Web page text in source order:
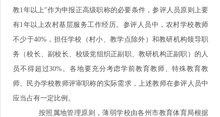
教1年以上”作为申报正高级职称的必要条件，参评人员原则上要
有1年以上农村基层服务工作经历。参评人员中，农村学校教师
不少于40%，担任学校（村小、教学点除外）和教研机构领导职
务（校长、副校长、校级党组织正副职、教研机构正副职）的人
员不得超过30%。各地要充分考虑学前教育教师、特殊教育教
师、民办学校教师评审职称的实际需求，上述教师在参评人员中
应当占有一定比例。
按照属地管理原则，薄弱学校由各州市教育体育局根据